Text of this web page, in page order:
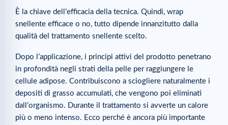
È la chiave dell’efficacia della tecnica. Quindi, wrap
snellente efficace o no, tutto dipende innanzitutto dalla
qualità del trattamento snellente scelto.
Dopo l’applicazione, i principi attivi del prodotto penetrano
in profondità negli strati della pelle per raggiungere le
cellule adipose. Contribuiscono a sciogliere naturalmente i
depositi di grasso accumulati, che vengono poi eliminati
dall’organismo. Durante il trattamento si avverte un calore
più o meno intenso. Ecco perché è ancora più importante